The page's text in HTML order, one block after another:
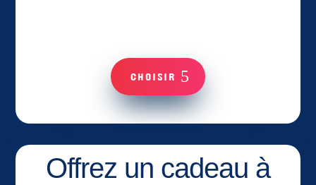
CHOISIR
Offrez un cadeau à